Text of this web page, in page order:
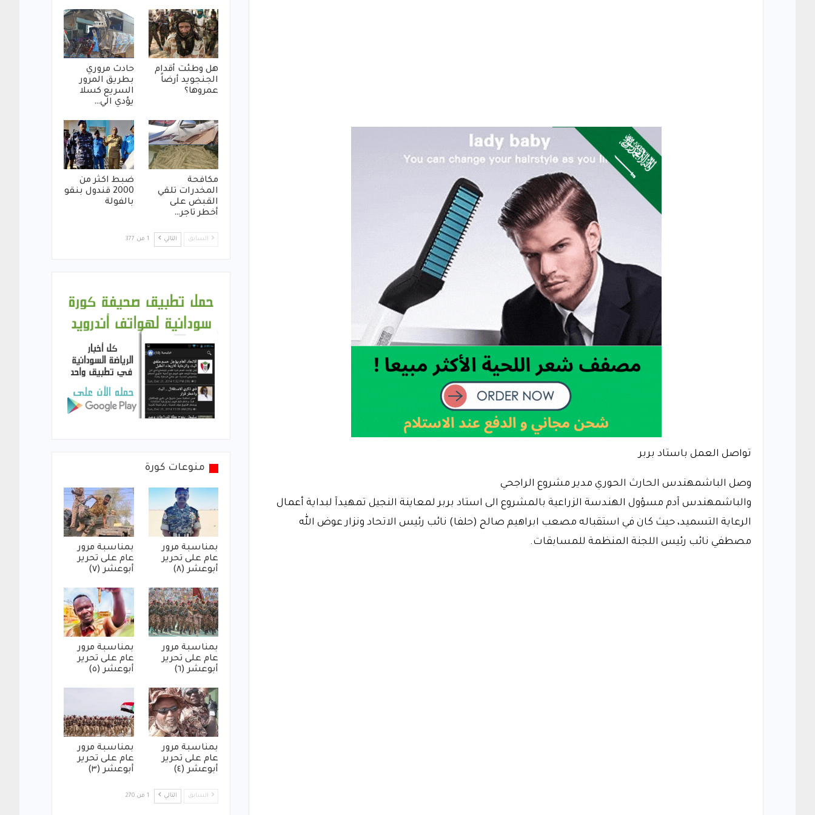
تواصل العمل باستاد بربر
وصل الباشمهندس الحارث الحوري مدير مشروع الراجحي
والباشمهندس آدم مسؤول الهندسة الزراعية بالمشروع الى استاد بربر لمعاينة النجيل تمهيدآ لبداية أعمال
الرعاية التسميد، حيث كان في استقباله مصعب ابراهيم صالح (حلفا) نائب رئيس الاتحاد ونزار عوض الله
مصطفي نائب رئيس اللجنة المنظمة للمسابقات.
هل وطئت أقدام
الجنجويد أرضاً
عمروها؟
حادث مروري
بطريق المرور
السريع كسلا
يؤدي الي…
مكافحة
المخدرات تلقي
القبض على
أخطر تاجر…
ضبط اكثر من
2000 قندول بنقو
بالفولة
السابق التالي 1 من 377
منوعات كورة
بمناسبة مرور
عام على تحرير
أبوعشر (٨)
بمناسبة مرور
عام على تحرير
أبوعشر (٧)
بمناسبة مرور
عام على تحرير
أبوعشر (٦)
بمناسبة مرور
عام على تحرير
أبوعشر (٥)
بمناسبة مرور
عام على تحرير
أبوعشر (٤)
بمناسبة مرور
عام على تحرير
أبوعشر (٣)
السابق التالي 1 من 270